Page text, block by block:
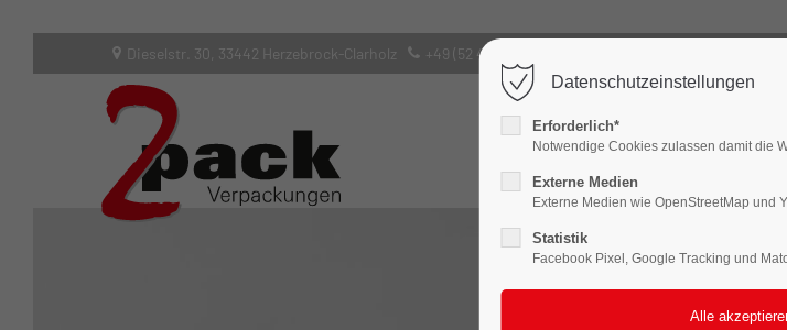
Login
Benutzername
Support
Lorem ipsum dolor sit amet:
24h/ 365days
Dieselstr. 30, 33442 Herzebrock-Clarholz +49 (52 45) 88 38 3
LEISTUNGEN
Datenschutzeinstellungen
Erforderlich*
Notwendige Cookies zulassen damit die
Externe Medien
Externe Medien wie OpenStreetMap und
Statistik
Facebook Pixel, Google Tracking und